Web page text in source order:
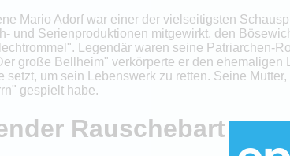
Mario Adorf war einer der vielseitigsten
und Serienproduktionen mitgewirkt, den
Legendär waren seine Patriarchen-
große Bellheim" verkörperte er den
setzt, um sein Lebenswerk zu retten. Seine
gespielt habe.
Rauschebart